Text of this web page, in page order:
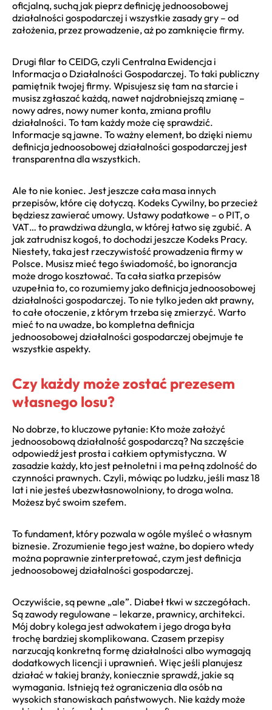
oficjalną, suchą jak pieprz definicję jednoosobowej
działalności gospodarczej i wszystkie zasady gry – od
założenia, przez prowadzenie, aż po zamknięcie firmy.
Drugi filar to CEIDG, czyli Centralna Ewidencja i
Informacja o Działalności Gospodarczej. To taki publiczny
pamiętnik twojej firmy. Wpisujesz się tam na starcie i
musisz zgłaszać każdą, nawet najdrobniejszą zmianę –
nowy adres, nowy numer konta, zmiana profilu
działalności. To tam każdy może cię sprawdzić.
Informacje są jawne. To ważny element, bo dzięki niemu
definicja jednoosobowej działalności gospodarczej jest
transparentna dla wszystkich.
Ale to nie koniec. Jest jeszcze cała masa innych
przepisów, które cię dotyczą. Kodeks Cywilny, bo przecież
będziesz zawierać umowy. Ustawy podatkowe – o PIT, o
VAT… to prawdziwa dżungla, w której łatwo się zgubić. A
jak zatrudnisz kogoś, to dochodzi jeszcze Kodeks Pracy.
Niestety, taka jest rzeczywistość prowadzenia firmy w
Polsce. Musisz mieć tego świadomość, bo ignorancja
może drogo kosztować. Ta cała siatka przepisów
uzupełnia to, co rozumiemy jako definicja jednoosobowej
działalności gospodarczej. To nie tylko jeden akt prawny,
to całe otoczenie, z którym trzeba się zmierzyć. Warto
mieć to na uwadze, bo kompletna definicja
jednoosobowej działalności gospodarczej obejmuje te
wszystkie aspekty.
Czy każdy może zostać prezesem
własnego losu?
No dobrze, to kluczowe pytanie: Kto może założyć
jednoosobową działalność gospodarczą? Na szczęście
odpowiedź jest prosta i całkiem optymistyczna. W
zasadzie każdy, kto jest pełnoletni i ma pełną zdolność do
czynności prawnych. Czyli, mówiąc po ludzku, jeśli masz 18
lat i nie jesteś ubezwłasnowolniony, to droga wolna.
Możesz być swoim szefem.
To fundament, który pozwala w ogóle myśleć o własnym
biznesie. Zrozumienie tego jest ważne, bo dopiero wtedy
można poprawnie zinterpretować, czym jest definicja
jednoosobowej działalności gospodarczej.
Oczywiście, są pewne „ale”. Diabeł tkwi w szczegółach.
Są zawody regulowane – lekarze, prawnicy, architekci.
Mój dobry kolega jest adwokatem i jego droga była
trochę bardziej skomplikowana. Czasem przepisy
narzucają konkretną formę działalności albo wymagają
dodatkowych licencji i uprawnień. Więc jeśli planujesz
działać w takiej branży, koniecznie sprawdź, jakie są
wymagania. Istnieją też ograniczenia dla osób na
wysokich stanowiskach państwowych. Nie każdy może